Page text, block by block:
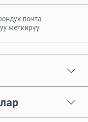
почта
жеткирүү